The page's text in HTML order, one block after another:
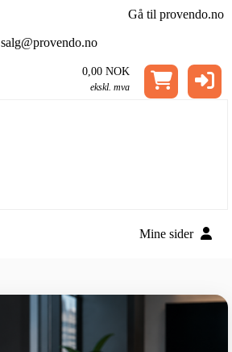
Gå til provendo.no
salg@provendo.no
0,00 NOK
ekskl. mva
Mine sider